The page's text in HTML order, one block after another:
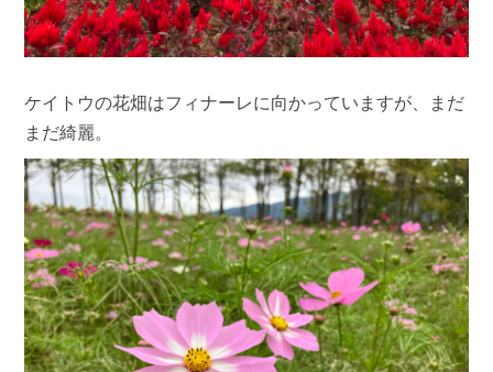
ケイトウの花畑はフィナーレに向かっていますが、まだ
まだ綺麗。